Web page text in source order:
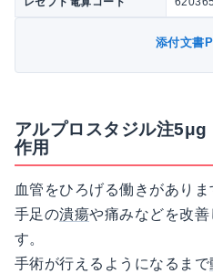
添付文書
アルプロスタジル注5μg
作用
血管をひろげる働きがありま
手足の潰瘍や痛みなどを改
す。
手術が行えるようになるまで